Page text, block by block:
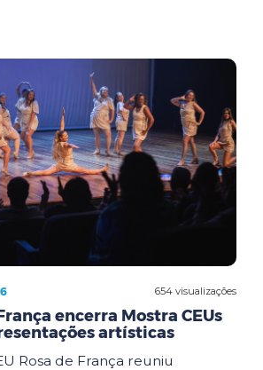
654 visualizações
encerra Mostra CEUs
artísticas
Rosa de França reuniu